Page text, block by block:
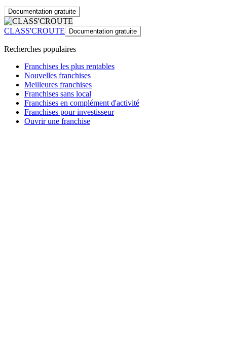
Documentation gratuite
CLASS'CROUTE Documentation gratuite
Recherches populaires
Franchises les plus rentables
Nouvelles franchises
Meilleures franchises
Franchises sans local
Franchises en complément d'activité
Franchises pour investisseur
Ouvrir une franchise